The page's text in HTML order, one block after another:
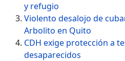
y refugio
Violento desalojo de
Arbolito en Quito
CDH exige protección a
desaparecidos